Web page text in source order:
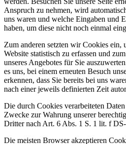
Anspruch zu nehmen, wird
uns waren und welche Eingaben und
haben, um diese nicht noch einmal
Zum anderen setzten wir Cookies ein,
Website statistisch zu erfassen und
unseres Angebotes für Sie
es uns, bei einem erneuten Besuch
erkennen, dass Sie bereits bei uns
nach einer jeweils definierten Zeit
Die durch Cookies verarbeiteten
Zwecke zur Wahrung unserer
Dritter nach Art. 6 Abs. 1 S. 1 lit. f
Die meisten Browser akzeptieren